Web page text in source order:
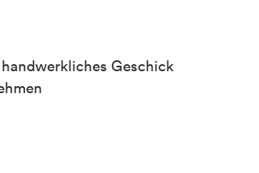
Geschick